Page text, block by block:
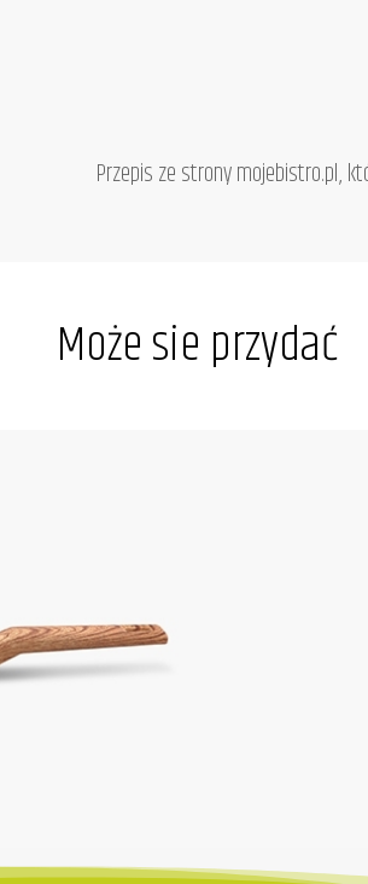
Przepis ze strony mojebistro.pl,
Może sie przydać